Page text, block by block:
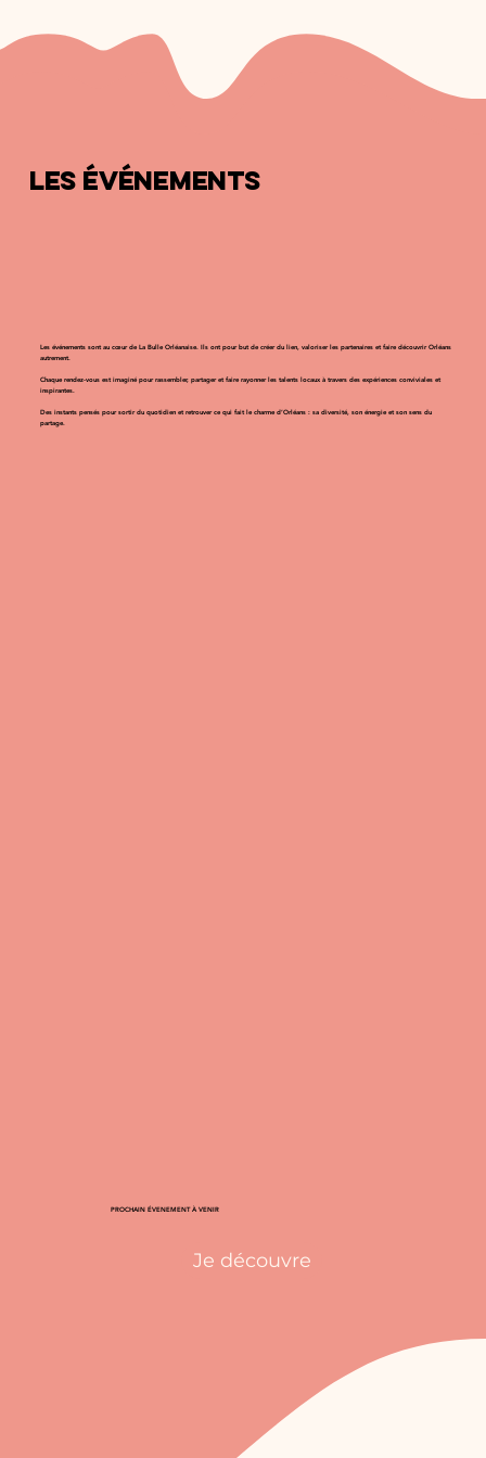
LES ÉVÉNEMENTS
Les événements sont au cœur de La Bulle Orléanaise. Ils ont pour but de créer du lien, valoriser les partenaires et faire découvrir Orléans
autrement.
Chaque rendez-vous est imaginé pour rassembler, partager et faire rayonner les talents locaux à travers des expériences conviviales et
inspirantes.
Des instants pensés pour sortir du quotidien et retrouver ce qui fait le charme d’Orléans : sa diversité, son énergie et son sens du
partage.
Je découvre
PROCHAIN ÉVENEMENT À VENIR